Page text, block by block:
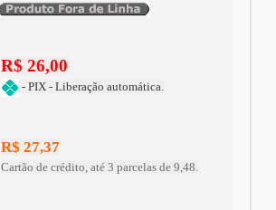
R$ 26,00
- PIX - Liberação automática.
R$ 27,37
Cartão de crédito, até 3 parcelas de 9,48.